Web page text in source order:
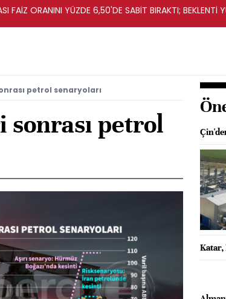
FAİZ ORANINI YÜZDE 6,50'DE SABİT BIRAKTI; BEKLENTİ
petrol senaryoları
petrol